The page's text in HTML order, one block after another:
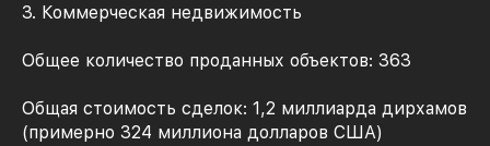
3. Коммерческая недвижимость
Общее количество проданных объектов: 363
Общая стоимость сделок: 1,2 миллиарда дирхамов
(примерно 324 миллиона долларов США)